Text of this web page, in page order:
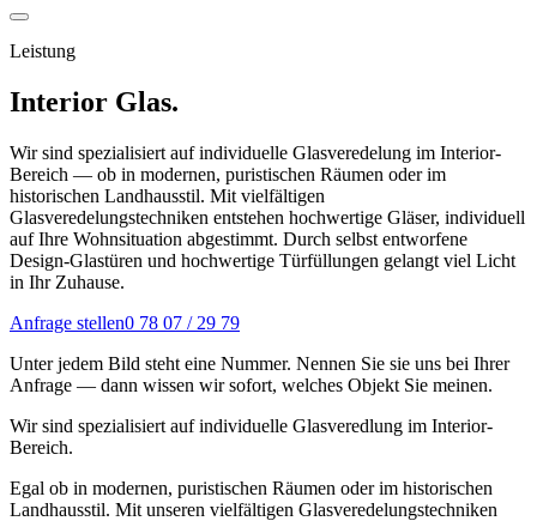
Leistung
Interior Glas.
Wir sind spezialisiert auf individuelle Glasveredelung im Interior-
Bereich — ob in modernen, puristischen Räumen oder im
historischen Landhausstil. Mit vielfältigen
Glasveredelungstechniken entstehen hochwertige Gläser, individuell
auf Ihre Wohnsituation abgestimmt. Durch selbst entworfene
Design-Glastüren und hochwertige Türfüllungen gelangt viel Licht
in Ihr Zuhause.
Anfrage stellen0 78 07 / 29 79
Unter jedem Bild steht eine Nummer. Nennen Sie sie uns bei Ihrer
Anfrage — dann wissen wir sofort, welches Objekt Sie meinen.
Wir sind spezialisiert auf individuelle Glasveredlung im Interior-
Bereich.
Egal ob in modernen, puristischen Räumen oder im historischen
Landhausstil. Mit unseren vielfältigen Glasveredelungstechniken